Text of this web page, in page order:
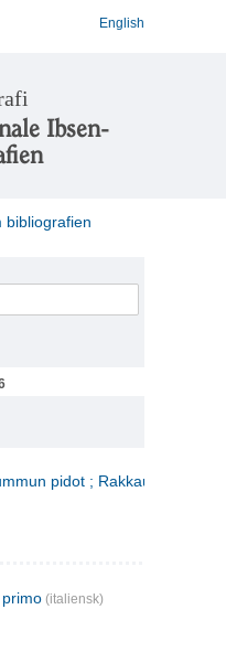
English
Ibsen-
bibliografien
pidot ; Rakkauden
(italiensk)